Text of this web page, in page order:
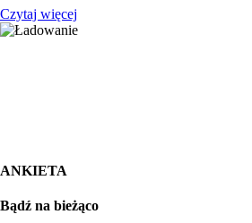
Czytaj więcej
ANKIETA
Bądź na bieżąco